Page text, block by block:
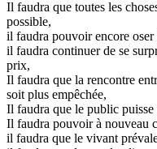
Il faudra que toutes les
possible,
il faudra pouvoir encore
il faudra continuer de se
prix,
Il faudra que la rencontre
soit plus empêchée,
Il faudra que le public puisse
Il faudra pouvoir à nouveau
il faudra que le vivant